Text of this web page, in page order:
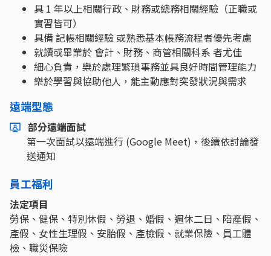
具 1 年以上相關行政、財務或總務相關經驗（正職或
實習皆可）
具備 記帳相關經驗 或熟悉基本帳務流程者優先考慮
就讀或畢業於 會計、財務、商管相關科系 者尤佳
細心負責，樂於處理繁瑣事務並具良好時間管理能力
樂於學習與協助他人，能主動應對突發狀況與需求
遠端型態
部分遠端面試
第一次面試以遠端進行 (Google Meet)，後續依討論發
送通知
員工福利
法定項目
勞保、健保、特別休假、勞退、婚假、週休二日、陪產假、
產假、女性生理假、安胎假、產檢假、就業保險、員工體
檢、職災保險